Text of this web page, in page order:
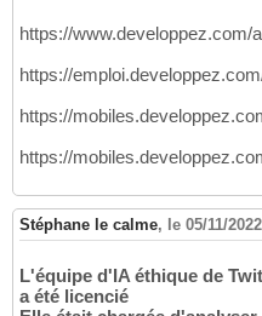
https://www.developpez.com/
https://
https://
https://
Stéphane le calme, le 05/11/
L'équipe d'IA éthique de
a été licencié